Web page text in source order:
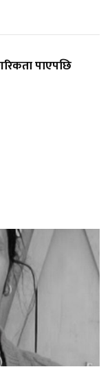
पाएपछि